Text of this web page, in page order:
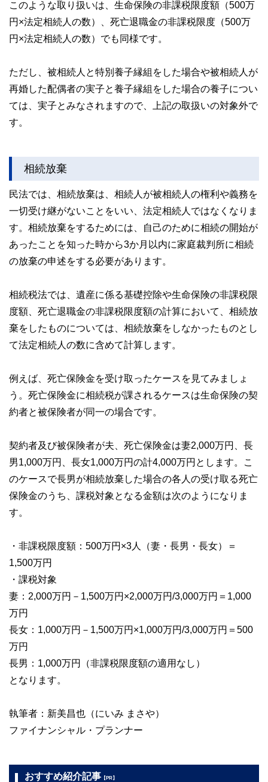
このような取り扱いは、生命保険の非課税限度額（500万
円×法定相続人の数）、死亡退職金の非課税限度（500万
円×法定相続人の数）でも同様です。
ただし、被相続人と特別養子縁組をした場合や被相続人が
再婚した配偶者の実子と養子縁組をした場合の養子につい
ては、実子とみなされますので、上記の取扱いの対象外で
す。
相続放棄
民法では、相続放棄は、相続人が被相続人の権利や義務を
一切受け継がないことをいい、法定相続人ではなくなりま
す。相続放棄をするためには、自己のために相続の開始が
あったことを知った時から3か月以内に家庭裁判所に相続
の放棄の申述をする必要があります。
相続税法では、遺産に係る基礎控除や生命保険の非課税限
度額、死亡退職金の非課税限度額の計算において、相続放
棄をしたものについては、相続放棄をしなかったものとし
て法定相続人の数に含めて計算します。
例えば、死亡保険金を受け取ったケースを見てみましょ
う。死亡保険金に相続税が課されるケースは生命保険の契
約者と被保険者が同一の場合です。
契約者及び被保険者が夫、死亡保険金は妻2,000万円、長
男1,000万円、長女1,000万円の計4,000万円とします。こ
のケースで長男が相続放棄した場合の各人の受け取る死亡
保険金のうち、課税対象となる金額は次のようになりま
す。
・非課税限度額：500万円×3人（妻・長男・長女）＝
1,500万円
・課税対象
妻：2,000万円－1,500万円×2,000万円/3,000万円＝1,000
万円
長女：1,000万円－1,500万円×1,000万円/3,000万円＝500
万円
長男：1,000万円（非課税限度額の適用なし）
となります。
執筆者：新美昌也（にいみ まさや）
ファイナンシャル・プランナー
おすすめ紹介記事 【PR】